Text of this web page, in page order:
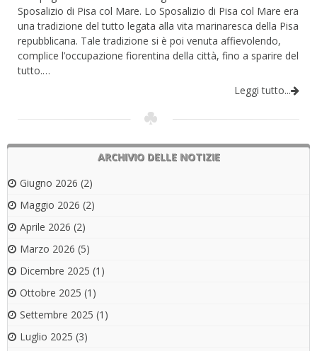
Sposalizio di Pisa col Mare. Lo Sposalizio di Pisa col Mare era
una tradizione del tutto legata alla vita marinaresca della Pisa
repubblicana. Tale tradizione si è poi venuta affievolendo,
complice l’occupazione fiorentina della città, fino a sparire del
tutto.…
Leggi tutto...
ARCHIVIO DELLE NOTIZIE
Giugno 2026 (2)
Maggio 2026 (2)
Aprile 2026 (2)
Marzo 2026 (5)
Dicembre 2025 (1)
Ottobre 2025 (1)
Settembre 2025 (1)
Luglio 2025 (3)